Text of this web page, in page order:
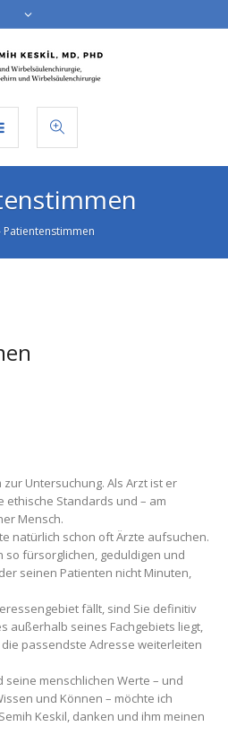
Patientenstimmen
Untersuchung. Als Arzt ist er
Standards und – am
Mensch.
natürlich schon oft Ärzte aufsuchen.
so fürsorglichen, geduldigen und
seinen Patienten nicht Minuten,
fällt, sind Sie definitiv
außerhalb seines Fachgebiets liegt,
passendste Adresse weiterleiten
seine menschlichen Werte – und
und Können – möchte ich
Keskil, danken und ihm meinen